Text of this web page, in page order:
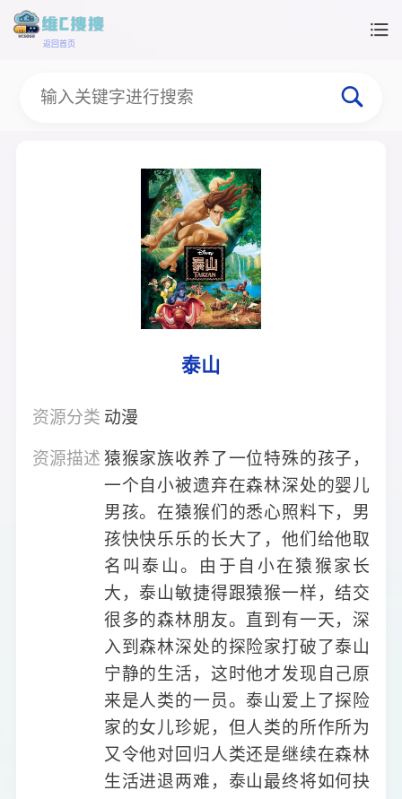
返回首页
泰山
资源分类 动漫
资源描述猿猴家族收养了一位特殊的孩子，
一个自小被遗弃在森林深处的婴儿
男孩。在猿猴们的悉心照料下，男
孩快快乐乐的长大了，他们给他取
名叫泰山。由于自小在猿猴家长
大，泰山敏捷得跟猿猴一样，结交
很多的森林朋友。直到有一天，深
入到森林深处的探险家打破了泰山
宁静的生活，这时他才发现自己原
来是人类的一员。泰山爱上了探险
家的女儿珍妮，但人类的所作所为
又令他对回归人类还是继续在森林
生活进退两难，泰山最终将如何抉